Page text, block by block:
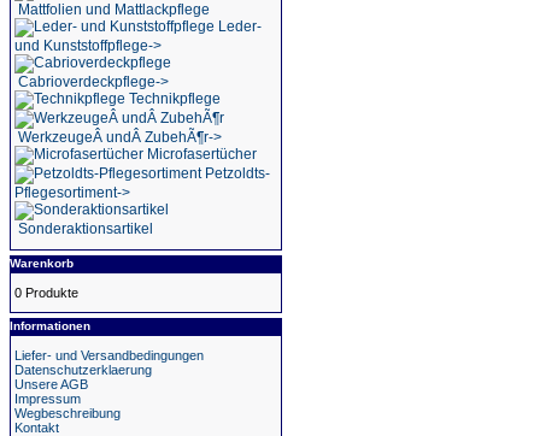
Mattfolien und Mattlackpflege
Leder-
und Kunststoffpflege->
Cabrioverdeckpflege->
Technikpflege
WerkzeugeÂ undÂ ZubehÃ¶r->
Microfasertücher
Petzoldts-
Pflegesortiment->
Sonderaktionsartikel
Warenkorb
0 Produkte
Informationen
Liefer- und Versandbedingungen
Datenschutzerklaerung
Unsere AGB
Impressum
Wegbeschreibung
Kontakt